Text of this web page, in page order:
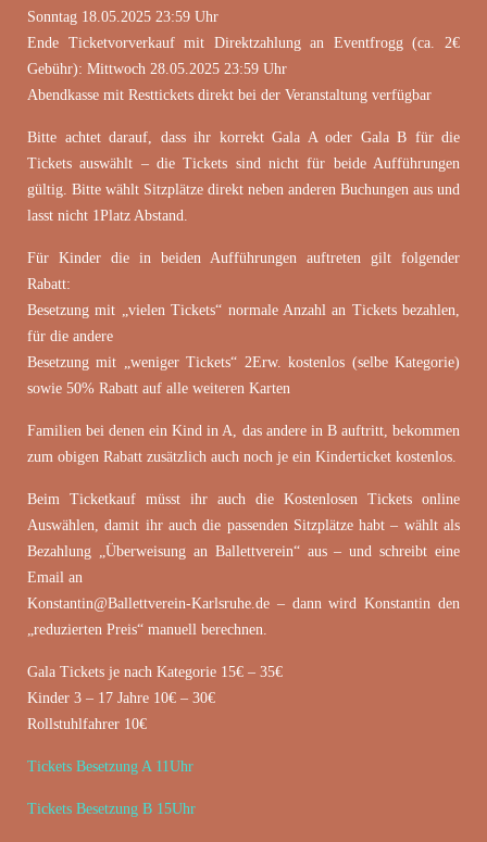
Sonntag 18.05.2025 23:59 Uhr
Ende Ticketvorverkauf mit Direktzahlung an Eventfrogg (ca. 2€
Gebühr): Mittwoch 28.05.2025 23:59 Uhr
Abendkasse mit Resttickets direkt bei der Veranstaltung verfügbar
Bitte achtet darauf, dass ihr korrekt Gala A oder Gala B für die
Tickets auswählt – die Tickets sind nicht für beide Aufführungen
gültig. Bitte wählt Sitzplätze direkt neben anderen Buchungen aus und
lasst nicht 1Platz Abstand.
Für Kinder die in beiden Aufführungen auftreten gilt folgender
Rabatt:
Besetzung mit „vielen Tickets“ normale Anzahl an Tickets bezahlen,
für die andere
Besetzung mit „weniger Tickets“ 2Erw. kostenlos (selbe Kategorie)
sowie 50% Rabatt auf alle weiteren Karten
Familien bei denen ein Kind in A, das andere in B auftritt, bekommen
zum obigen Rabatt zusätzlich auch noch je ein Kinderticket kostenlos.
Beim Ticketkauf müsst ihr auch die Kostenlosen Tickets online
Auswählen, damit ihr auch die passenden Sitzplätze habt – wählt als
Bezahlung „Überweisung an Ballettverein“ aus – und schreibt eine
Email an
Konstantin@Ballettverein-Karlsruhe.de – dann wird Konstantin den
„reduzierten Preis“ manuell berechnen.
Gala Tickets je nach Kategorie 15€ – 35€
Kinder 3 – 17 Jahre 10€ – 30€
Rollstuhlfahrer 10€
Tickets Besetzung A 11Uhr
Tickets Besetzung B 15Uhr